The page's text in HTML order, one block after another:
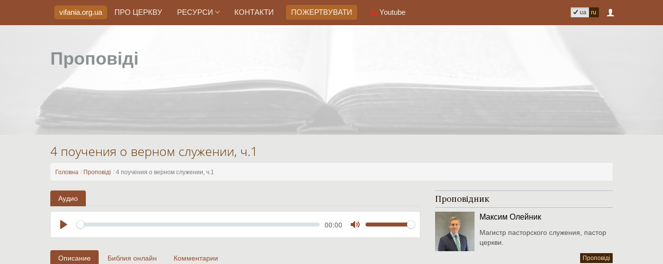
vifania.org.ua ПРО ЦЕРКВУ РЕСУРСИ КОНТАКТИ ПОЖЕРТВУВАТИ Youtube ua ru
Проповіді
4 поучения о верном служении, ч.1
Головна Проповіді 4 поучения о верном служении, ч.1
Аудио
Seek Current
00:00
Mute
Volume
Описание Библия онлайн Комментарии
Проповідник
Максим Олейник
Магистр пасторского служения, пастор
церкви.
Проповіді